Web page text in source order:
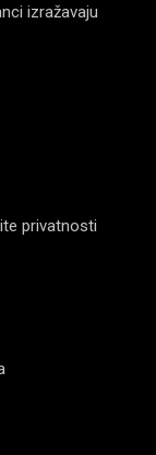
izražavaju
privatnosti